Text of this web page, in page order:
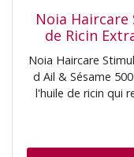
Noia
de Ricin
Noia Haircare
d Ail & Sésame
l'huile de ricin qui